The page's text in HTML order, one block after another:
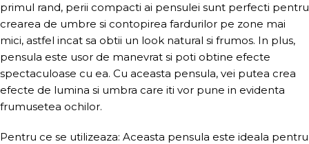
primul rand, perii compacti ai pensulei sunt perfecti pentru
crearea de umbre si contopirea fardurilor pe zone mai
mici, astfel incat sa obtii un look natural si frumos. In plus,
pensula este usor de manevrat si poti obtine efecte
spectaculoase cu ea. Cu aceasta pensula, vei putea crea
efecte de lumina si umbra care iti vor pune in evidenta
frumusetea ochilor.
Pentru ce se utilizeaza: Aceasta pensula este ideala pentru